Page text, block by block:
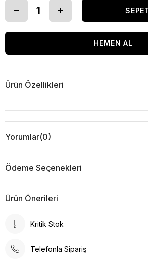
Ürün Özellikleri
Yorumlar(0)
Ödeme Seçenekleri
Ürün Önerileri
Kritik Stok
Telefonla Sipariş